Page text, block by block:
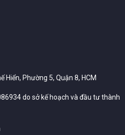
Hiển, Phường 5, Quận 8, HCM
do sở kế hoạch và đầu tư thành